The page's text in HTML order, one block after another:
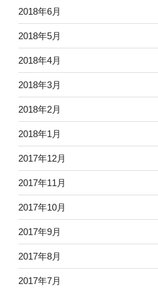
2018年6月
2018年5月
2018年4月
2018年3月
2018年2月
2018年1月
2017年12月
2017年11月
2017年10月
2017年9月
2017年8月
2017年7月